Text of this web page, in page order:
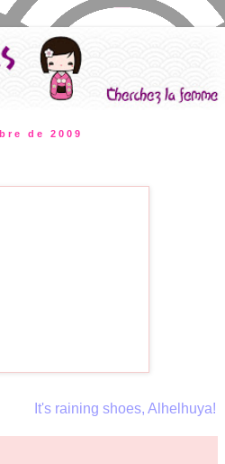
de 2009
It's raining shoes, Alhelhuya!